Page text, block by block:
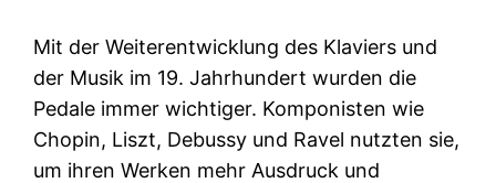
Mit der Weiterentwicklung des Klaviers und
der Musik im 19. Jahrhundert wurden die
Pedale immer wichtiger. Komponisten wie
Chopin, Liszt, Debussy und Ravel nutzten sie,
um ihren Werken mehr Ausdruck und